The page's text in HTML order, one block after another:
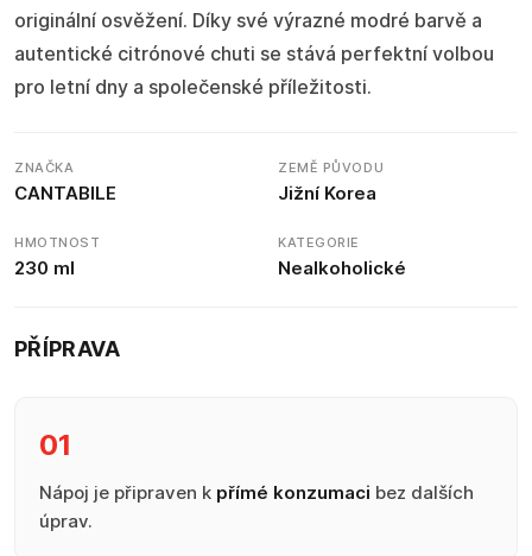
originální osvěžení. Díky své výrazné modré barvě a
autentické citrónové chuti se stává perfektní volbou
pro letní dny a společenské příležitosti.
ZNAČKA
CANTABILE
ZEMĚ PŮVODU
Jižní Korea
HMOTNOST
230 ml
KATEGORIE
Nealkoholické
PŘÍPRAVA
01
Nápoj je připraven k přímé konzumaci bez dalších
úprav.